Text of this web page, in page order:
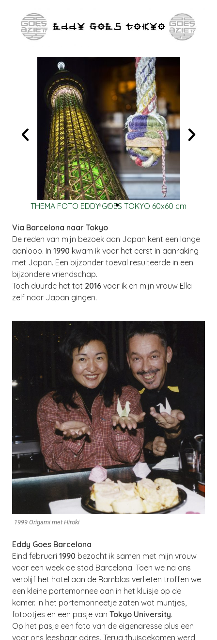
THEMA FOTO EDDY GOES TOKYO 60x60 cm
Via Barcelona naar Tokyo
De reden van mijn bezoek aan Japan kent een lange
aanloop. In 1990 kwam ik voor het eerst in aanraking
met Japan. Een bijzonder toeval resulteerde in een
bijzondere vriendschap.
Toch duurde het tot 2016 voor ik en mijn vrouw Ella
zelf naar Japan gingen.
1999 Origami met Hiroki
Eddy Goes Barcelona
Eind februari 1990 bezocht ik samen met mijn vrouw
voor een week de stad Barcelona. Toen we na ons
verblijf het hotel aan de Ramblas verlieten troffen we
een kleine portemonnee aan in het kluisje op de
kamer. In het portemonneetje zaten wat muntjes,
fotootjes en een pasje van Tokyo University.
Op het pasje een foto van de eigenaresse plus een
voor ons leesbaar adres. Terug thuisgekomen werd